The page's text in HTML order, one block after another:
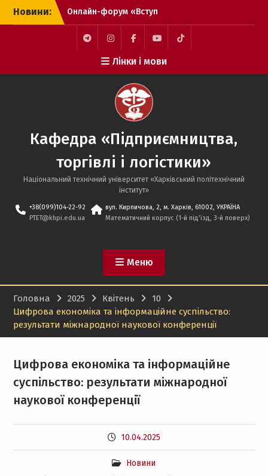
Перейти
Новини:
Онлайн-форум «Вступ
2026 – твій впевнений
вступ»
Вітаємо переможців
Конкурсу на кращі
випускні кваліфікаційні
роботи здобувачів
другого (магістерського)
рівня вищої освіти НТУ
Вітаємо випускників-
бакалаврів спеціальності
076 «Підприємництво,
торгівля та біржова
діяльність» освітніх
митна справа» та
діяльність» з успішним
кваліфікаційних робіт!
Доцент кафедри
підприємництва, торгівлі
і логістики НТУ “ХПІ”
Ольга Гапоненко успішно
пройшла міжнародну
отримала сертифікат
Concepts
9-а Міжнародна
“Інформаційні та
інноваційні технології в
XXI столітті”, 17-18
вересня 2026 р.
TelegramInstagramFacebookYouTubeTikTok
Лінки і мови
Кафедра «Підприємництва,
торгівлі і логістики»
Національний технічний університет «Харківський політехнічний
iнститут»
+38(099)104-22-92
PTET@khpi.edu.ua
вул. Кирпичова, 2, м. Харків, 61002, УКРАЇНА
Математичний корпус (1-й під’їзд, 3-й поверх)
Меню
Головна 2025 Квітень
10
Цифрова економіка та інформаційне суспільство:
результати міжнародної наукової конференції
Цифрова економіка та інформаційне
суспільство: результати міжнародної
наукової конференції
10.04.2025
Новини